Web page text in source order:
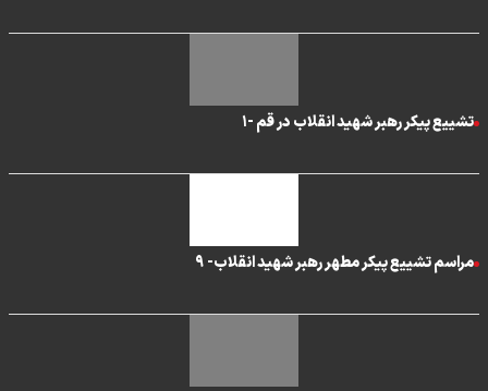
تشییع پیکر رهبر شهید انقلاب در قم -۱
مراسم تشییع پیکر مطهر رهبر شهید انقلاب- ۹